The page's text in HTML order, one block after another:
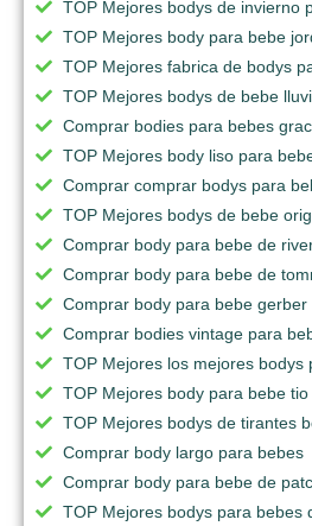
TOP Mejores bodys de invierno
TOP Mejores body para bebe
TOP Mejores fabrica de bodys
TOP Mejores bodys de bebe
Comprar bodies para bebes
TOP Mejores body liso para
Comprar comprar bodys para
TOP Mejores bodys de bebe
Comprar body para bebe de
Comprar body para bebe de
Comprar body para bebe gerber
Comprar bodies vintage para
TOP Mejores los mejores bodys
TOP Mejores body para bebe tio
TOP Mejores bodys de tirantes
Comprar body largo para bebes
Comprar body para bebe de
TOP Mejores bodys para bebes